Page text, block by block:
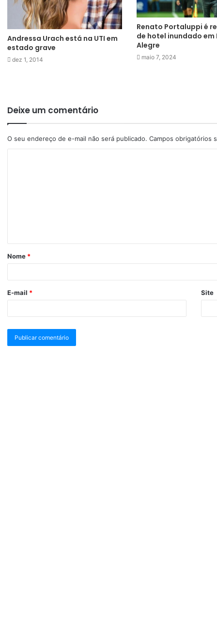
Andressa Urach está na UTI em
estado grave
dez 1, 2014
Renato Portaluppi é
de hotel inundado em
Alegre
maio 7, 2024
Deixe um comentário
O seu endereço de e-mail não será publicado. Campos obrigatórios
Nome *
E-mail * Site